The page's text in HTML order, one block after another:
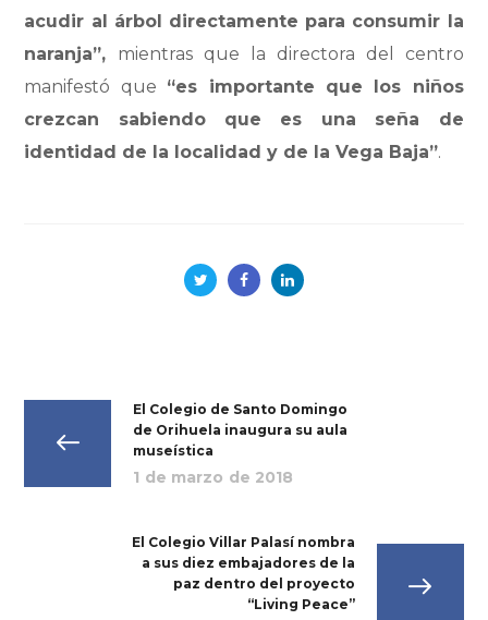
acudir al árbol directamente para consumir la
naranja”, mientras que la directora del centro
manifestó que “es importante que los niños
crezcan sabiendo que es una seña de
identidad de la localidad y de la Vega Baja”.
El Colegio de Santo Domingo
de Orihuela inaugura su aula
museística
1 de marzo de 2018
El Colegio Villar Palasí nombra
a sus diez embajadores de la
paz dentro del proyecto
“Living Peace”